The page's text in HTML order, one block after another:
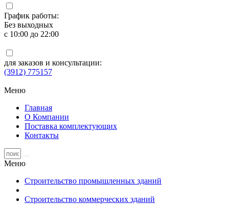
График работы:
Без выходных
с 10:00 до 22:00
для заказов и консультации:
(3912) 775157
Меню
Главная
О Компании
Поставка комплектующих
Контакты
Меню
Строительство промышленных зданий
Строительство коммерческих зданий